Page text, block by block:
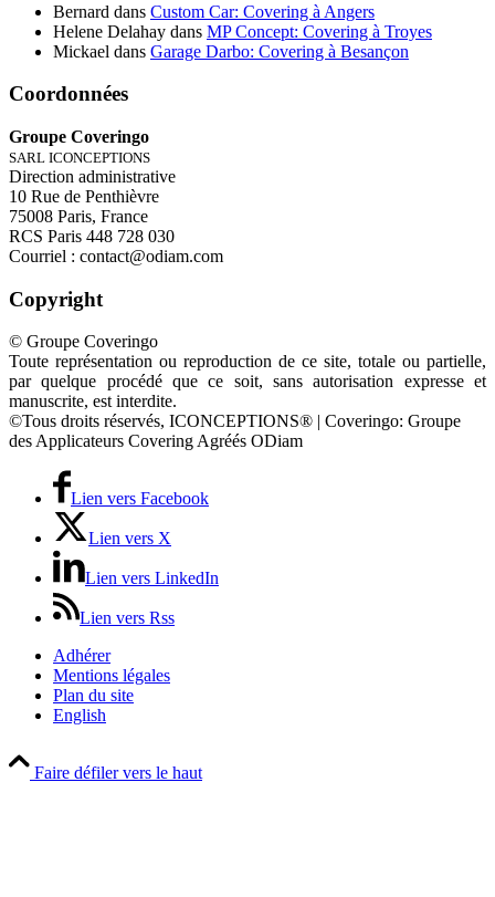
Bernard dans Custom Car: Covering à Angers
Helene Delahay dans MP Concept: Covering à Troyes
Mickael dans Garage Darbo: Covering à Besançon
Coordonnées
Groupe Coveringo
SARL ICONCEPTIONS
Direction administrative
10 Rue de Penthièvre
75008 Paris, France
RCS Paris 448 728 030
Courriel : contact@odiam.com
Copyright
© Groupe Coveringo
Toute représentation ou reproduction de ce site, totale ou partielle,
par quelque procédé que ce soit, sans autorisation expresse et
manuscrite, est interdite.
©Tous droits réservés, ICONCEPTIONS® | Coveringo: Groupe
des Applicateurs Covering Agréés ODiam
Lien vers Facebook
Lien vers X
Lien vers LinkedIn
Lien vers Rss
Adhérer
Mentions légales
Plan du site
English
Faire défiler vers le haut